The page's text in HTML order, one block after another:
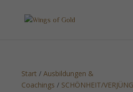
Start /Ausbildungen &
Coachings / SCHÖNHEIT/